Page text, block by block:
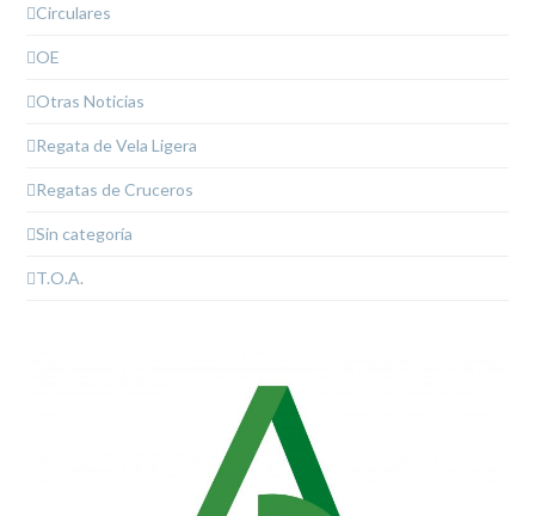
Circulares
OE
Otras Noticias
Regata de Vela Ligera
Regatas de Cruceros
Sin categoría
T.O.A.